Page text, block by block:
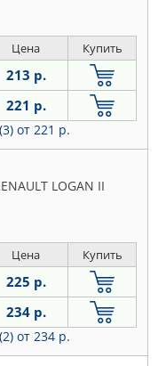
Цена Купить
213 р.
221 р.
от 221 р.
LOGAN II
Цена Купить
225 р.
234 р.
от 234 р.